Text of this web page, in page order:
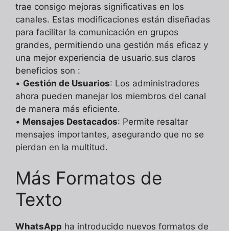
trae consigo mejoras significativas en los
canales. Estas modificaciones están diseñadas
para facilitar la comunicación en grupos
grandes, permitiendo una gestión más eficaz y
una mejor experiencia de usuario.sus claros
beneficios son :
• Gestión de Usuarios: Los administradores
ahora pueden manejar los miembros del canal
de manera más eficiente.
• Mensajes Destacados: Permite resaltar
mensajes importantes, asegurando que no se
pierdan en la multitud.
Más Formatos de
Texto
WhatsApp ha introducido nuevos formatos de